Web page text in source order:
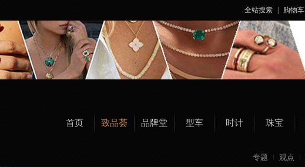
全站搜索 购物车
首页 致品荟 品牌堂 型车 时计 珠宝
专题 观点